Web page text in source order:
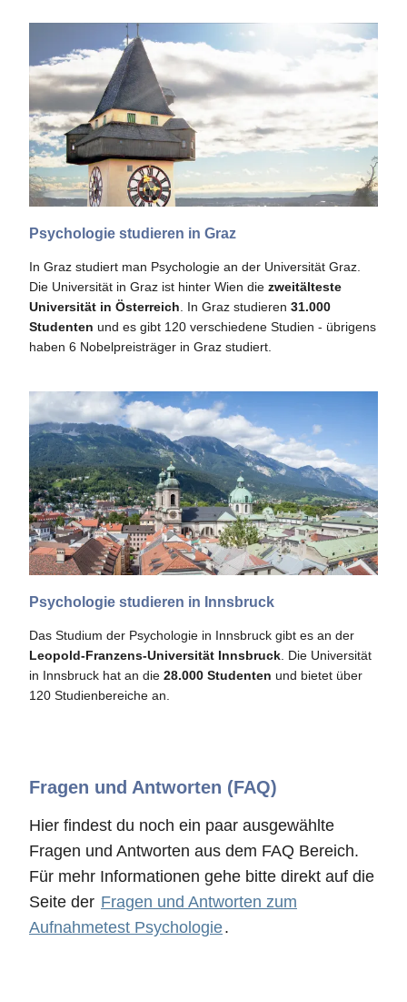
Psychologie studieren in Graz
In Graz studiert man Psychologie an der Universität Graz.
Die Universität in Graz ist hinter Wien die zweitälteste
Universität in Österreich . In Graz studieren 31.000
Studenten und es gibt 120 verschiedene Studien - übrigens
haben 6 Nobelpreisträger in Graz studiert.
Psychologie studieren in Innsbruck
Das Studium der Psychologie in Innsbruck gibt es an der
Leopold-Franzens-Universität Innsbruck . Die Universität
in Innsbruck hat an die 28.000 Studenten und bietet über
120 Studienbereiche an.
Fragen und Antworten (FAQ)
Hier findest du noch ein paar ausgewählte
Fragen und Antworten aus dem FAQ Bereich.
Für mehr Informationen gehe bitte direkt auf die
Seite der Fragen und Antworten zum
Aufnahmetest Psychologie.